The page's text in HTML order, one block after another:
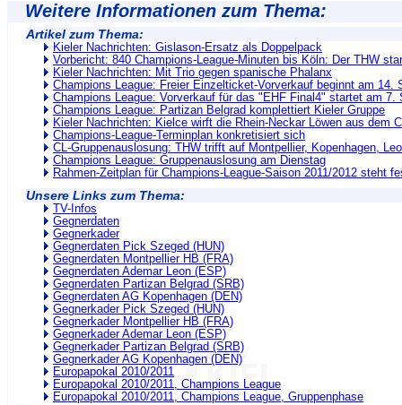
Weitere Informationen zum Thema:
Artikel zum Thema:
Kieler Nachrichten: Gislason-Ersatz als Doppelpack
Vorbericht: 840 Champions-League-Minuten bis Köln: Der THW
Kieler Nachrichten: Mit Trio gegen spanische Phalanx
Champions League: Freier Einzelticket-Vorverkauf beginnt am 14.
Champions League: Vorverkauf für das "EHF Final4" startet am 7.
Champions League: Partizan Belgrad komplettiert Kieler Gruppe
Kieler Nachrichten: Kielce wirft die Rhein-Neckar Löwen aus dem
Champions-League-Terminplan konkretisiert sich
CL-Gruppenauslosung: THW trifft auf Montpellier, Kopenhagen,
Champions League: Gruppenauslosung am Dienstag
Rahmen-Zeitplan für Champions-League-Saison 2011/2012 steht
Unsere Links zum Thema:
TV-Infos
Gegnerdaten
Gegnerkader
Gegnerdaten Pick Szeged (HUN)
Gegnerdaten Montpellier HB (FRA)
Gegnerdaten Ademar Leon (ESP)
Gegnerdaten Partizan Belgrad (SRB)
Gegnerdaten AG Kopenhagen (DEN)
Gegnerkader Pick Szeged (HUN)
Gegnerkader Montpellier HB (FRA)
Gegnerkader Ademar Leon (ESP)
Gegnerkader Partizan Belgrad (SRB)
Gegnerkader AG Kopenhagen (DEN)
Europapokal 2010/2011
Europapokal 2010/2011, Champions League
Europapokal 2010/2011, Champions League, Gruppenphase